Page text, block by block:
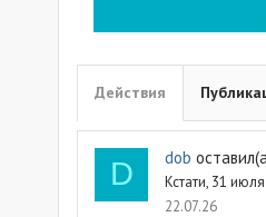
Действия
D dob
Кстати, 31
22.07.26